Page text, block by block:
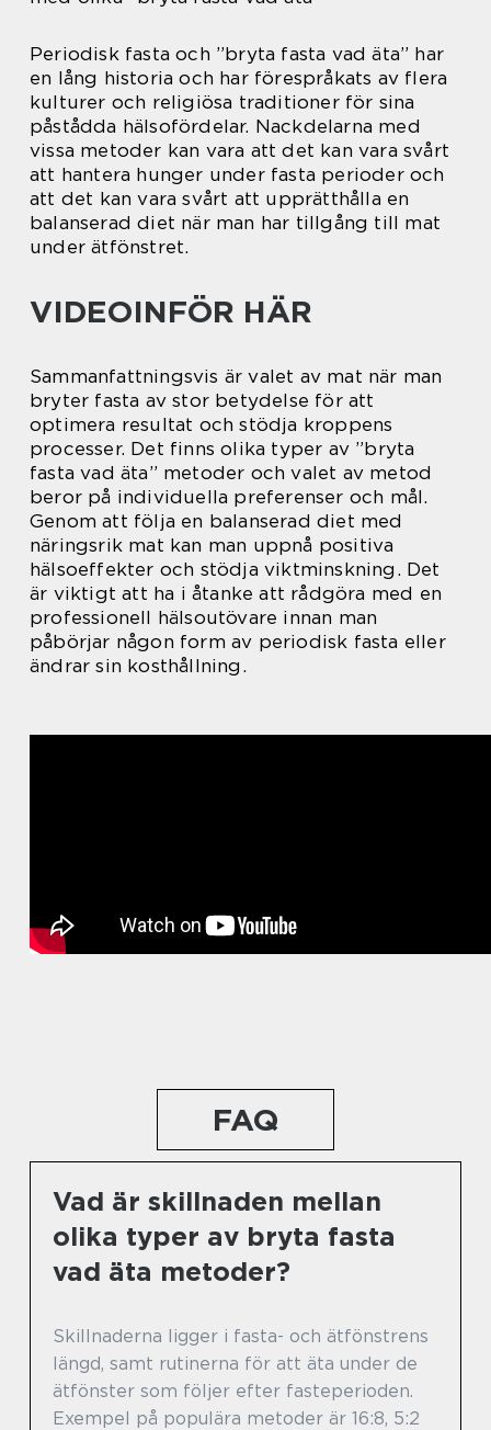
Periodisk fasta och ”bryta fasta vad äta” har
en lång historia och har förespråkats av flera
kulturer och religiösa traditioner för sina
påstådda hälsofördelar. Nackdelarna med
vissa metoder kan vara att det kan vara svårt
att hantera hunger under fasta perioder och
att det kan vara svårt att upprätthålla en
balanserad diet när man har tillgång till mat
under ätfönstret.
VIDEOINFÖR HÄR
Sammanfattningsvis är valet av mat när man
bryter fasta av stor betydelse för att
optimera resultat och stödja kroppens
processer. Det finns olika typer av ”bryta
fasta vad äta” metoder och valet av metod
beror på individuella preferenser och mål.
Genom att följa en balanserad diet med
näringsrik mat kan man uppnå positiva
hälsoeffekter och stödja viktminskning. Det
är viktigt att ha i åtanke att rådgöra med en
professionell hälsoutövare innan man
påbörjar någon form av periodisk fasta eller
ändrar sin kosthållning.
FAQ
Vad är skillnaden mellan
olika typer av bryta fasta
vad äta metoder?
Skillnaderna ligger i fasta- och ätfönstrens
längd, samt rutinerna för att äta under de
ätfönster som följer efter fasteperioden.
Exempel på populära metoder är 16:8, 5:2